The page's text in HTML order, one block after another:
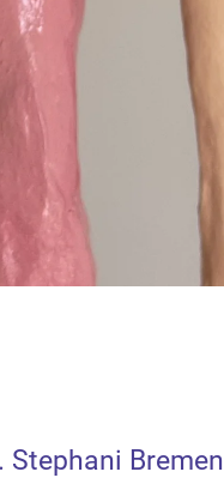
Stephani Bremen